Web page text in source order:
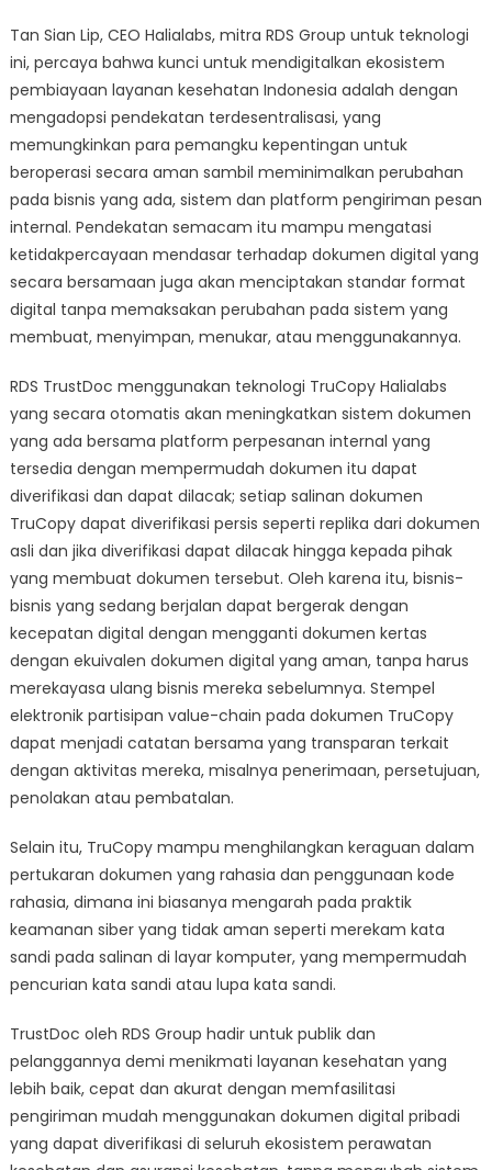
Tan Sian Lip, CEO Halialabs, mitra RDS Group untuk teknologi
ini, percaya bahwa kunci untuk mendigitalkan ekosistem
pembiayaan layanan kesehatan Indonesia adalah dengan
mengadopsi pendekatan terdesentralisasi, yang
memungkinkan para pemangku kepentingan untuk
beroperasi secara aman sambil meminimalkan perubahan
pada bisnis yang ada, sistem dan platform pengiriman pesan
internal. Pendekatan semacam itu mampu mengatasi
ketidakpercayaan mendasar terhadap dokumen digital yang
secara bersamaan juga akan menciptakan standar format
digital tanpa memaksakan perubahan pada sistem yang
membuat, menyimpan, menukar, atau menggunakannya.
RDS TrustDoc menggunakan teknologi TruCopy Halialabs
yang secara otomatis akan meningkatkan sistem dokumen
yang ada bersama platform perpesanan internal yang
tersedia dengan mempermudah dokumen itu dapat
diverifikasi dan dapat dilacak; setiap salinan dokumen
TruCopy dapat diverifikasi persis seperti replika dari dokumen
asli dan jika diverifikasi dapat dilacak hingga kepada pihak
yang membuat dokumen tersebut. Oleh karena itu, bisnis-
bisnis yang sedang berjalan dapat bergerak dengan
kecepatan digital dengan mengganti dokumen kertas
dengan ekuivalen dokumen digital yang aman, tanpa harus
merekayasa ulang bisnis mereka sebelumnya. Stempel
elektronik partisipan value-chain pada dokumen TruCopy
dapat menjadi catatan bersama yang transparan terkait
dengan aktivitas mereka, misalnya penerimaan, persetujuan,
penolakan atau pembatalan.
Selain itu, TruCopy mampu menghilangkan keraguan dalam
pertukaran dokumen yang rahasia dan penggunaan kode
rahasia, dimana ini biasanya mengarah pada praktik
keamanan siber yang tidak aman seperti merekam kata
sandi pada salinan di layar komputer, yang mempermudah
pencurian kata sandi atau lupa kata sandi.
TrustDoc oleh RDS Group hadir untuk publik dan
pelanggannya demi menikmati layanan kesehatan yang
lebih baik, cepat dan akurat dengan memfasilitasi
pengiriman mudah menggunakan dokumen digital pribadi
yang dapat diverifikasi di seluruh ekosistem perawatan